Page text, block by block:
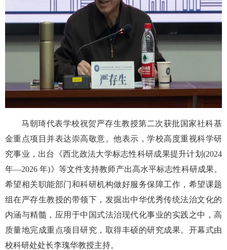
马朝琦代表学校祝贺严存生教授第二次获批国家社科基
金重点项目并表达崇高敬意。他表示，学校高度重视科学研
究事业，出台《西北政法大学标志性科研成果提升计划(2024
年—2026 年)》等文件支持教师产出高水平标志性科研成果。
希望相关职能部门和科研机构做好服务保障工作，希望课题
组在严存生教授的带领下，发掘出中华优秀传统法治文化的
内涵与精髓，应用于中国式法治现代化事业的实践之中，高
质量地完成重点项目研究，取得丰硕的研究成果。开幕式由
校科研处处长李瑰华教授主持。